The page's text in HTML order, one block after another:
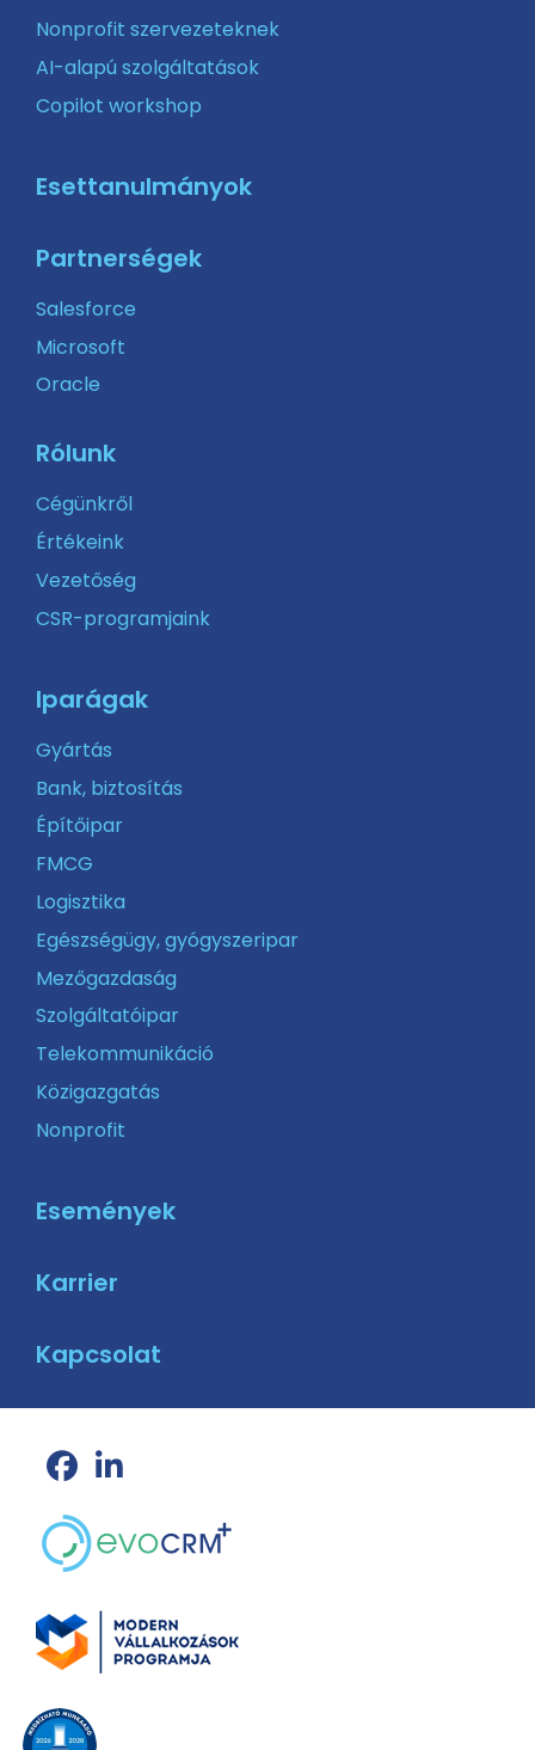
Nonprofit szervezeteknek
AI-alapú szolgáltatások
Copilot workshop
Esettanulmányok
Partnerségek
Salesforce
Microsoft
Oracle
Rólunk
Cégünkről
Értékeink
Vezetőség
CSR-programjaink
Iparágak
Gyártás
Bank, biztosítás
Építőipar
FMCG
Logisztika
Egészségügy, gyógyszeripar
Mezőgazdaság
Szolgáltatóipar
Telekommunikáció
Közigazgatás
Nonprofit
Események
Karrier
Kapcsolat